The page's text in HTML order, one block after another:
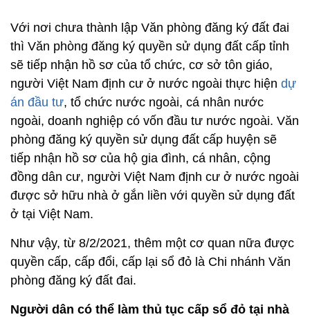
Với nơi chưa thành lập Văn phòng đăng ký đất đai
thì Văn phòng đăng ký quyền sử dụng đất cấp tỉnh
sẽ tiếp nhận hồ sơ của tổ chức, cơ sở tôn giáo,
người Việt Nam định cư ở nước ngoài thực hiện dự
án đầu tư, tổ chức nước ngoài, cá nhân nước
ngoài, doanh nghiệp có vốn đầu tư nước ngoài. Văn
phòng đăng ký quyền sử dụng đất cấp huyện sẽ
tiếp nhận hồ sơ của hộ gia đình, cá nhân, cộng
đồng dân cư, người Việt Nam định cư ở nước ngoài
được sở hữu nhà ở gắn liền với quyền sử dụng đất
ở tại Việt Nam.
Như vậy, từ 8/2/2021, thêm một cơ quan nữa được
quyền cấp, cấp đổi, cấp lại sổ đỏ là Chi nhánh Văn
phòng đăng ký đất đai.
Người dân có thể làm thủ tục cấp sổ đỏ tại nhà